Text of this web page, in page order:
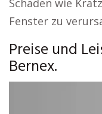
Schäden wie
Fenster zu
Preise und
Bernex.